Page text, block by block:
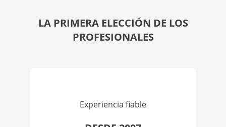
LA PRIMERA ELECCIÓN DE LOS
PROFESIONALES
Experiencia fiable